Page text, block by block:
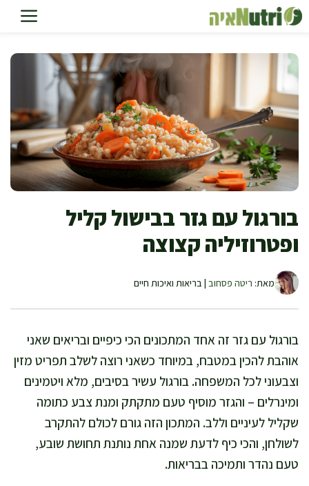
לדלג
לתוכן
בורגול עם גזר בבישול קליל
ופטרוזיליה קצוצה
מאת: ריטה פסחוב | בריאות ואיכות חיים
בורגול עם גזר זה אחד המתכונים הכי כיפיים ובריאים שאני
אוהבת להכין במטבח, במיוחד כשאני רוצה לשלב תפריט מזין
וצבעוני לכל המשפחה. בורגול עשיר בסיבים, מלא ויטמינים
ומינרלים – והגזר מוסיף טעם מתקתק ומנת צבע כתומה
שקליל לעיניים וללב. המתכון הזה גורם לכולם להתקרב
לשולחן, והכי כיף לדעת שמנה אחת נותנת תחושת שובע,
טעם נהדר ותמיכה בבריאות.